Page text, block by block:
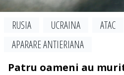
RUSIA UCRAINA ATAC
APARARE ANTIERIANA
Patru oameni au